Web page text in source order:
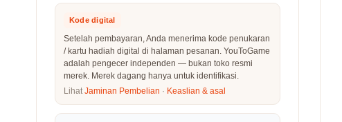
Kode digital
Setelah pembayaran, Anda menerima kode penukaran
/ kartu hadiah digital di halaman pesanan. YouToGame
adalah pengecer independen — bukan toko resmi
merek. Merek dagang hanya untuk identifikasi.
Lihat Jaminan Pembelian · Keaslian & asal